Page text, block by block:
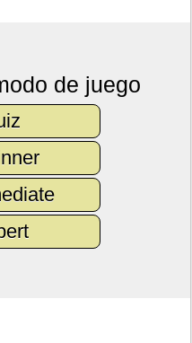
de juego